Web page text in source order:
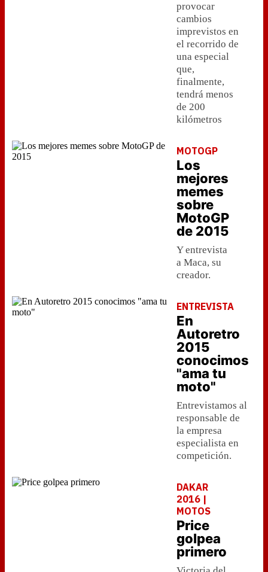
provocar
cambios
imprevistos en
el recorrido de
una especial
que,
finalmente,
tendrá menos
de 200
kilómetros
MOTOGP
Los
mejores
memes
sobre
MotoGP
de 2015
Y entrevista
a Maca, su
creador.
ENTREVISTA
En
Autoretro
2015
conocimos
"ama tu
moto"
Entrevistamos al
responsable de
la empresa
especialista en
competición.
DAKAR
2016 |
MOTOS
Price
golpea
primero